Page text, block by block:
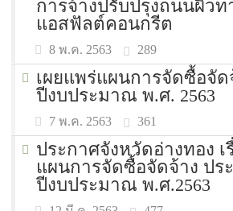
การจ้างปรับปรุงถนนผิวท
แอสฟัลต์คอนกรีต
8 พ.ค. 2563 289
เผยแพร่แผนการจัดซื้อจัด
ปีงบประมาณ พ.ศ. 2563
7 พ.ค. 2563 361
ประกาศจังหวัดอ่างทอง เ
แผนการจัดซื้อจัดจ้าง ปร
ปีงบประมาณ พ.ศ.2563